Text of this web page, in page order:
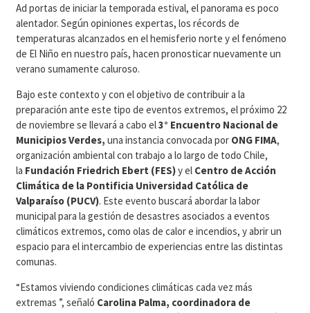
Ad portas de iniciar la temporada estival, el panorama es poco
alentador. Según opiniones expertas, los récords de
temperaturas alcanzados en el hemisferio norte y el fenómeno
de El Niño en nuestro país, hacen pronosticar nuevamente un
verano sumamente caluroso.
Bajo este contexto y con el objetivo de contribuir a la
preparación ante este tipo de eventos extremos, el próximo 22
de noviembre se llevará a cabo el3° Encuentro Nacional de
Municipios Verdes, una instancia convocada por ONG FIMA,
organización ambiental con trabajo a lo largo de todo Chile,
la Fundación Friedrich Ebert (FES)y el Centro de Acción
Climática de la Pontificia Universidad Católica de
Valparaíso (PUCV). Este evento buscará abordar la labor
municipal para la gestión de desastres asociados a eventos
climáticos extremos, como olas de calor e incendios, y abrir un
espacio para el intercambio de experiencias entre las distintas
comunas.
“Estamos viviendo condiciones climáticas cada vez más
extremas ”, señaló Carolina Palma, coordinadora de